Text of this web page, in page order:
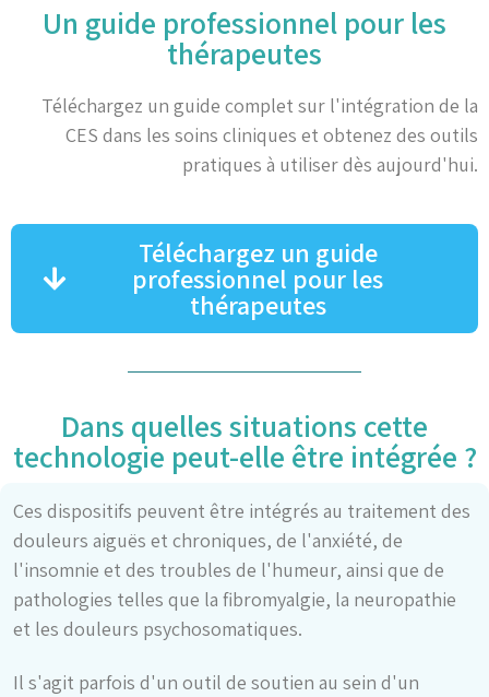
Un guide professionnel pour les
thérapeutes
Téléchargez un guide complet sur l'intégration de la
CES dans les soins cliniques et obtenez des outils
pratiques à utiliser dès aujourd'hui.
Téléchargez un guide
professionnel pour les
thérapeutes
Dans quelles situations cette
technologie peut-elle être intégrée ?
Ces dispositifs peuvent être intégrés au traitement des
douleurs aiguës et chroniques, de l'anxiété, de
l'insomnie et des troubles de l'humeur, ainsi que de
pathologies telles que la fibromyalgie, la neuropathie
et les douleurs psychosomatiques.
Il s'agit parfois d'un outil de soutien au sein d'un